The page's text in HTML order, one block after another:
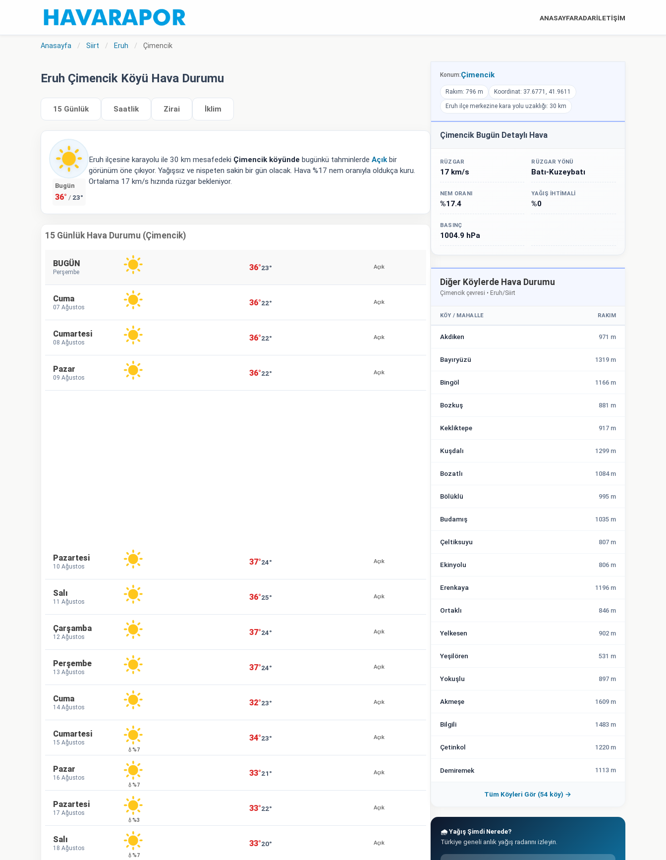
ANASAYFARADARİLETİŞİM
Anasayfa / Siirt / Eruh / Çimencik
Eruh Çimencik Köyü Hava Durumu
15 Günlük Saatlik Zirai İklim
Bugün
36° / 23°
Eruh ilçesine karayolu ile 30 km mesafedeki Çimencik köyünde bugünkü tahminlerde Açık bir
görünüm öne çıkıyor. Yağışsız ve nispeten sakin bir gün olacak. Hava %17 nem oranıyla oldukça kuru.
Ortalama 17 km/s hızında rüzgar bekleniyor.
15 Günlük Hava Durumu (Çimencik)
BUGÜN
Perşembe 36°23° Açık
Cuma
07 Ağustos 36°22° Açık
Cumartesi
08 Ağustos 36°22° Açık
Pazar
09 Ağustos 36°22° Açık
Pazartesi
10 Ağustos 37°24° Açık
Salı
11 Ağustos 36°25° Açık
Çarşamba
12 Ağustos 37°24° Açık
Perşembe
13 Ağustos 37°24° Açık
Cuma
14 Ağustos 32°23° Açık
Cumartesi
15 Ağustos
💧%7
34°23° Açık
Pazar
16 Ağustos
💧%7
33°21° Açık
Pazartesi
17 Ağustos
💧%3
33°22° Açık
Salı
18 Ağustos
💧%7
33°20° Açık
Konum:Çimencik
Rakım: 796 m Koordinat: 37.6771, 41.9611
Eruh ilçe merkezine kara yolu uzaklığı: 30 km
Çimencik Bugün Detaylı Hava
RÜZGAR
17 km/s
RÜZGAR YÖNÜ
Batı-Kuzeybatı
NEM ORANI
%17.4
YAĞIŞ İHTIMALI
%0
BASINÇ
1004.9 hPa
Diğer Köylerde Hava Durumu
Çimencik çevresi • Eruh/Siirt
KÖY / MAHALLE RAKIM
Akdiken 971 m
Bayıryüzü 1319 m
Bingöl 1166 m
Bozkuş 881 m
Kekliktepe 917 m
Kuşdalı 1299 m
Bozatlı 1084 m
Bölüklü 995 m
Budamış 1035 m
Çeltiksuyu 807 m
Ekinyolu 806 m
Erenkaya 1196 m
Ortaklı 846 m
Yelkesen 902 m
Yeşilören 531 m
Yokuşlu 897 m
Akmeşe 1609 m
Bilgili 1483 m
Çetinkol 1220 m
Demiremek 1113 m
Tüm Köyleri Gör (54 köy) →
🌧️ Yağış Şimdi Nerede?
Türkiye geneli anlık yağış radarını izleyin.